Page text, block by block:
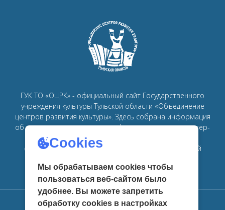
ГУК ТО «ОЦРК» - официальный сайт Государственного
учреждения культуры Тульской области «Объединение
центров развития культуры». Здесь собрана информация
об основных мероприятиях, афишах, спектаклях, мастер-
классах, семинарах, главных новостях в рамках
объединенияцентров развития культуры в Тульской
Cookies
Мы обрабатываем cookies чтобы
пользоваться веб-сайтом было
удобнее. Вы можете запретить
обработку сookies в настройках